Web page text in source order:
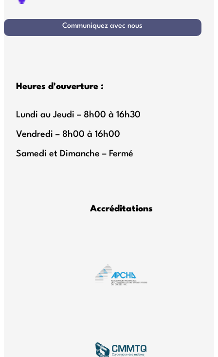
Communiquez avec nous
Heures d'ouverture :
Lundi au Jeudi – 8h00 à 16h30
Vendredi – 8h00 à 16h00
Samedi et Dimanche – Fermé
Accréditations